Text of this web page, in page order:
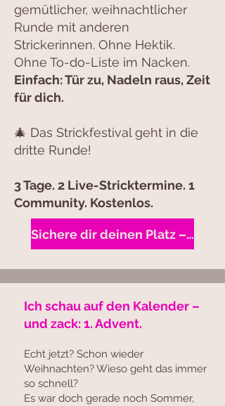
gemütlicher, weihnachtlicher
Runde mit anderen
Strickerinnen. Ohne Hektik.
Ohne To-do-Liste im Nacken.
Einfach: Tür zu, Nadeln raus, Zeit
für dich.
🎄 Das Strickfestival geht in die
dritte Runde!
3 Tage. 2 Live-Stricktermine. 1
Community. Kostenlos.
Sichere dir deinen Platz – und melde dich jetzt für 0 Euro an!
Ich schau auf den Kalender –
und zack: 1. Advent.
Echt jetzt? Schon wieder
Weihnachten? Wieso geht das immer
so schnell?
Es war doch gerade noch Sommer,